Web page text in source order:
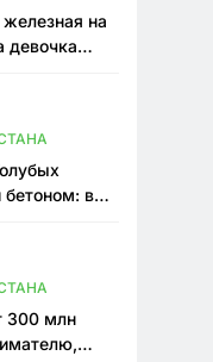
на
девочка
бетоном: в
300 млн